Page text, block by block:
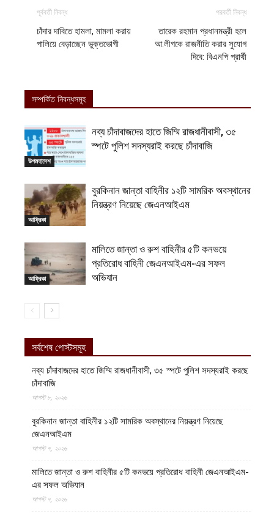
পূর্ববর্তী নিবন্ধ
চাঁদার দাবিতে হামলা, মামলা করায়
পালিয়ে বেড়াচ্ছেন ভুক্তভোগী
পরবর্তী নিবন্ধ
তারেক রহমান প্রধানমন্ত্রী হলে
আ.লীগকে রাজনীতি করার সুযোগ
দিবে: বিএনপি প্রার্থী
সম্পর্কিত নিবন্ধসমূহ
উপমহাদেশ
নব্য চাঁদাবাজদের হাতে জিম্মি রাজধানীবাসী, ৩৫
স্পটে পুলিশ সদস্যরাই করছে চাঁদাবাজি
আফ্রিকা
বুরকিনান জান্তা বাহিনীর ১২টি সামরিক অবস্থানের
নিয়ন্ত্রণ নিয়েছে জেএনআইএম
আফ্রিকা
মালিতে জান্তা ও রুশ বাহিনীর ৫টি কনভয়ে
প্রতিরোধ বাহিনী জেএনআইএম-এর সফল
অভিযান
সর্বশেষ পোস্টসমূহ
নব্য চাঁদাবাজদের হাতে জিম্মি রাজধানীবাসী, ৩৫ স্পটে পুলিশ সদস্যরাই করছে
চাঁদাবাজি
আগস্ট ৮, ২০২৬
বুরকিনান জান্তা বাহিনীর ১২টি সামরিক অবস্থানের নিয়ন্ত্রণ নিয়েছে
জেএনআইএম
আগস্ট ৭, ২০২৬
মালিতে জান্তা ও রুশ বাহিনীর ৫টি কনভয়ে প্রতিরোধ বাহিনী জেএনআইএম-
এর সফল অভিযান
আগস্ট ৭, ২০২৬